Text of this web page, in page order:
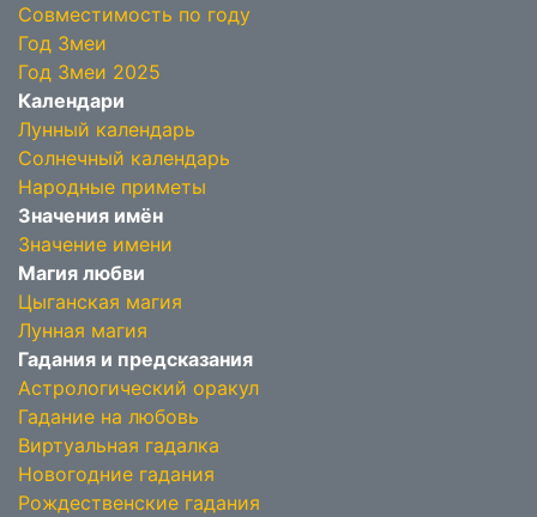
Совместимость по году
Год Змеи
Год Змеи 2025
Календари
Лунный календарь
Солнечный календарь
Народные приметы
Значения имён
Значение имени
Магия любви
Цыганская магия
Лунная магия
Гадания и предсказания
Астрологический оракул
Гадание на любовь
Виртуальная гадалка
Новогодние гадания
Рождественские гадания